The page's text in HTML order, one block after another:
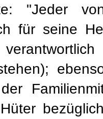
"Jeder
für seine